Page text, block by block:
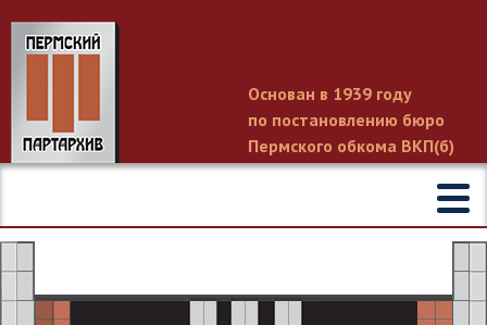
Основан в 1939 году
по постановлению бюро
Пермского обкома ВКП(б)